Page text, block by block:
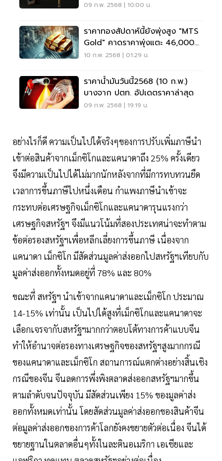
09 ก.พ. 2568 | 10:00 น.
ราคาทองสัปดาห์นี้ยังพุ่งสูง "MTS
Gold" คาดราคาพุ่งแตะ 46,000
บาท
10 ก.พ. 2568 | 01:29 น.
ราคาน้ำมันวันนี้2568 (10 ก.พ.)
บางจาก ปตท. อัปเดตราคาล่าสุด
09 ก.พ. 2568 | 19:19 น.
อย่างไรก็ดี ความเป็นไปได้จริงๆของการปรับเพิ่มภาษีนำ
เข้าต่อสินค้าจากเม็กซิโกและแคนาดาถึง 25% ครั้งเดียว
จึงมีความเป็นไปได้ไม่มากนักหลังจากที่มีการทบทวนยืด
เวลาการขึ้นภาษีไปหนึ่งเดือน กำแพงภาษีนำเข้าจะ
กระทบต่อเศรษฐกิจเม็กซิโกและแคนาดารุนแรงกว่า
เศรษฐกิจสหรัฐฯ จึงมีแนวโน้มที่สองประเทศน่าจะทำตาม
ข้อต่อรองสหรัฐฯเพื่อหลีกเลี่ยงการขึ้นภาษี เนื่องจาก
แคนาดา เม็กซิโก มีสัดส่วนมูลค่าส่งออกไปสหรัฐฯเทียบกับ
มูลค่าส่งออกทั้งหมดอยู่ที่ 78% และ 80%
ขณะที่ สหรัฐฯ นำเข้าจากแคนาดาและเม็กซิโก ประมาณ
14-15% เท่านั้น เป็นไปได้สูงที่เม็กซิโกและแคนาดาจะ
เลือกเจรจากับสหรัฐฯมากกว่าตอบโต้ทางการค้าแบบจีน
ทำให้อำนาจต่อรองทางเศรษฐกิจของสหรัฐฯสูงมากกรณี
ของแคนาดาและเม็กซิโก สถานการณ์แตกต่างอย่างสิ้นเชิง
กรณีของจีน จีนลดการพึ่งพิงตลาดส่งออกสหรัฐฯมากขึ้น
ตามลำดับจนปัจจุบัน มีสัดส่วนเพียง 15% ของมูลค่าส่ง
ออกทั้งหมดเท่านั้น โดยสัดส่วนมูลค่าส่งออกของสินค้าจีน
ต่อมูลค่าส่งออกของการค้าโลกยังคงขยายตัวต่อเนื่อง จีนได้
ขยายฐานในตลาดอื่นๆทั้งในละตินอเมริกา เอเชียและ